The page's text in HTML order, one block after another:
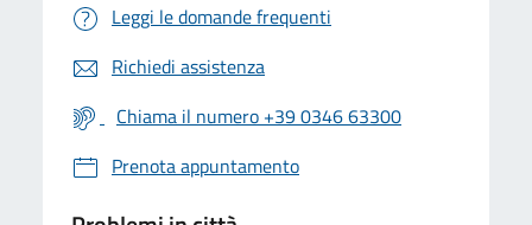
Leggi le domande frequenti
Richiedi assistenza
Chiama il numero +39 0346 63300
Prenota appuntamento